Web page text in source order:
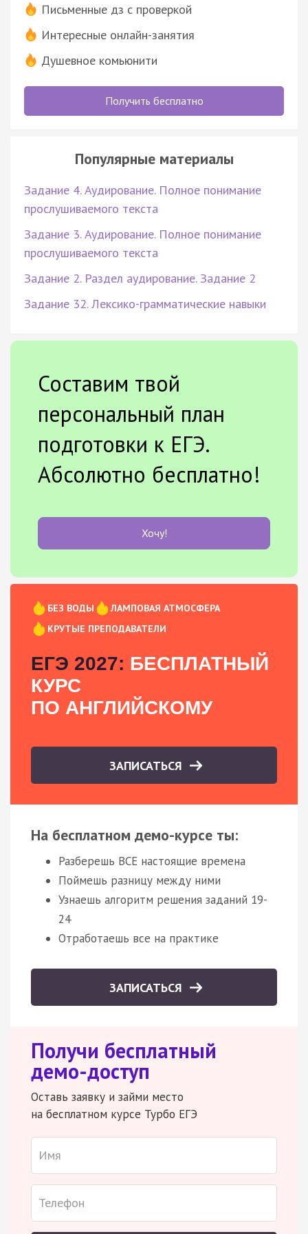
Письменные дз с проверкой
Интересные онлайн-занятия
Душевное комьюнити
Получить бесплатно
Популярные материалы
Задание 4. Аудирование. Полное понимание
прослушиваемого текста
Задание 3. Аудирование. Полное понимание
прослушиваемого текста
Задание 2. Раздел аудирование. Задание 2
Задание 32. Лексико-грамматические навыки
Составим твой
персональный план
подготовки к ЕГЭ.
Абсолютно бесплатно!
Хочу!
БЕЗ ВОДЫ
ЛАМПОВАЯ АТМОСФЕРА
КРУТЫЕ ПРЕПОДАВАТЕЛИ
ЕГЭ 2027: БЕСПЛАТНЫЙ
КУРС
ПО АНГЛИЙСКОМУ
ЗАПИСАТЬСЯ
На бесплатном демо-курсе ты:
Разберешь ВСЕ настоящие времена
Поймешь разницу между ними
Узнаешь алгоритм решения заданий 19-
24
Отработаешь все на практике
ЗАПИСАТЬСЯ
Получи бесплатный
демо-доступ
Оставь заявку и займи место
на бесплатном курсе Турбо ЕГЭ